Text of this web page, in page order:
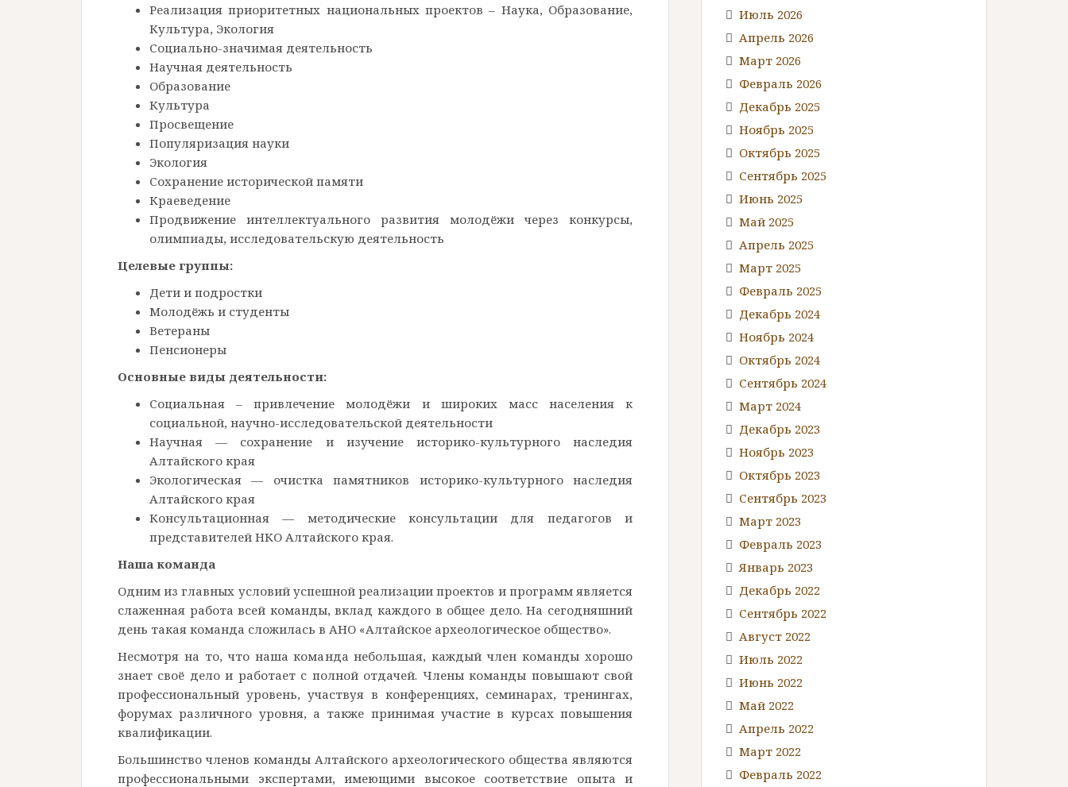
Реализация приоритетных национальных проектов – Наука, Образование,
Культура, Экология
Социально-значимая деятельность
Научная деятельность
Образование
Культура
Просвещение
Популяризация науки
Экология
Сохранение исторической памяти
Краеведение
Продвижение интеллектуального развития молодёжи через конкурсы,
олимпиады, исследовательскую деятельность
Целевые группы:
Дети и подростки
Молодёжь и студенты
Ветераны
Пенсионеры
Основные виды деятельности:
Социальная – привлечение молодёжи и широких масс населения к
социальной, научно-исследовательской деятельности
Научная — сохранение и изучение историко-культурного наследия
Алтайского края
Экологическая — очистка памятников историко-культурного наследия
Алтайского края
Консультационная — методические консультации для педагогов и
представителей НКО Алтайского края.
Наша команда
Одним из главных условий успешной реализации проектов и программ является
слаженная работа всей команды, вклад каждого в общее дело. На сегодняшний
день такая команда сложилась в АНО «Алтайское археологическое общество».
Несмотря на то, что наша команда небольшая, каждый член команды хорошо
знает своё дело и работает с полной отдачей. Члены команды повышают свой
профессиональный уровень, участвуя в конференциях, семинарах, тренингах,
форумах различного уровня, а также принимая участие в курсах повышения
квалификации.
Большинство членов команды Алтайского археологического общества являются
профессиональными экспертами, имеющими высокое соответствие опыта и
Июль 2026
Апрель 2026
Март 2026
Февраль 2026
Декабрь 2025
Ноябрь 2025
Октябрь 2025
Сентябрь 2025
Июнь 2025
Май 2025
Апрель 2025
Март 2025
Февраль 2025
Декабрь 2024
Ноябрь 2024
Октябрь 2024
Сентябрь 2024
Март 2024
Декабрь 2023
Ноябрь 2023
Октябрь 2023
Сентябрь 2023
Март 2023
Февраль 2023
Январь 2023
Декабрь 2022
Сентябрь 2022
Август 2022
Июль 2022
Июнь 2022
Май 2022
Апрель 2022
Март 2022
Февраль 2022